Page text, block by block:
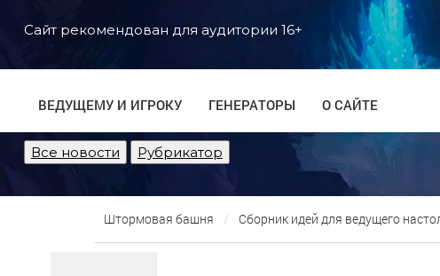
Сайт рекомендован для аудитории 16+
ВЕДУЩЕМУ И ИГРОКУ ГЕНЕРАТОРЫ О САЙТЕ
Все новости
Рубрикатор
Штормовая башня Сборник идей для ведущего